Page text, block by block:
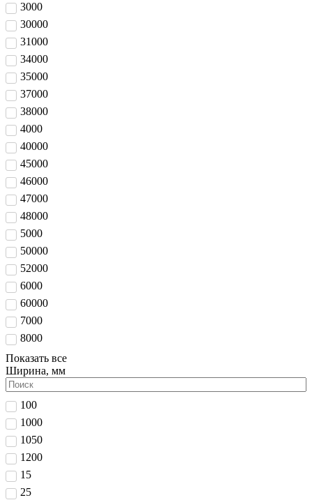
3000
30000
31000
34000
35000
37000
38000
4000
40000
45000
46000
47000
48000
5000
50000
52000
6000
60000
7000
8000
Показать все
Ширина, мм
100
1000
1050
1200
15
25